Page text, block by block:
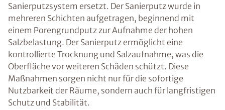
Sanierputzsystem ersetzt. Der Sanierputz wurde in
mehreren Schichten aufgetragen, beginnend mit
einem Porengrundputz zur Aufnahme der hohen
Salzbelastung. Der Sanierputz ermöglicht eine
kontrollierte Trocknung und Salzaufnahme, was die
Oberfläche vor weiteren Schäden schützt. Diese
Maßnahmen sorgen nicht nur für die sofortige
Nutzbarkeit der Räume, sondern auch für langfristigen
Schutz und Stabilität.